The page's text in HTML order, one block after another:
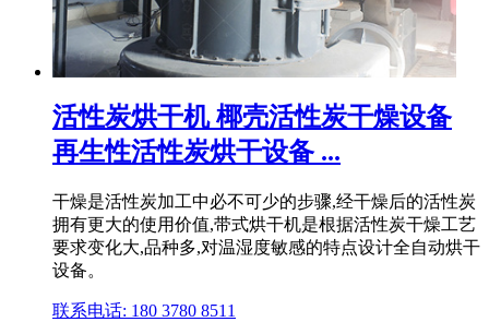
活性炭烘干机 椰壳活性炭干燥设备
再生性活性炭烘干设备 ...
干燥是活性炭加工中必不可少的步骤,经干燥后的活性炭
拥有更大的使用价值,带式烘干机是根据活性炭干燥工艺
要求变化大,品种多,对温湿度敏感的特点设计全自动烘干
设备。
联系电话: 180 3780 8511